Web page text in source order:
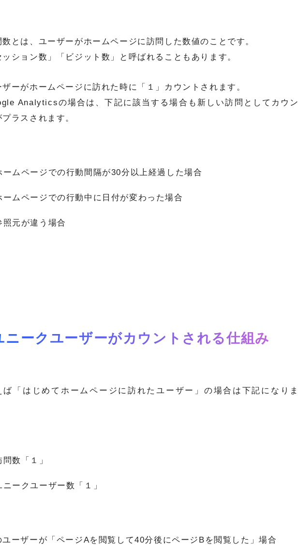
数とは、ユーザーがホームページに訪問した数値のことです。
ッション数」「ビジット数」と呼ばれることもあります。
ザーがホームページに訪れた時に「１」カウントされます。
Analyticsの場合は、下記に該当する場合も新しい訪問としてカウン
ラスされます。
ームページでの行動間隔が30分以上経過した場合
ームページでの行動中に日付が変わった場合
照元が違う場合
ニークユーザーがカウントされる仕組み
ば「はじめてホームページに訪れたユーザー」の場合は下記になりま
問数「１」
ニークユーザー数「１」
ユーザーが「ページAを閲覧して40分後にページBを閲覧した」場合